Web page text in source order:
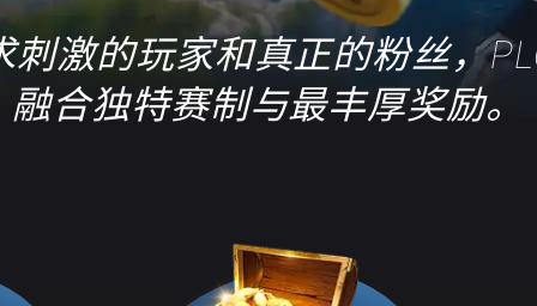
刺激的玩家和真正的粉丝，
融合独特赛制与最丰厚奖励。